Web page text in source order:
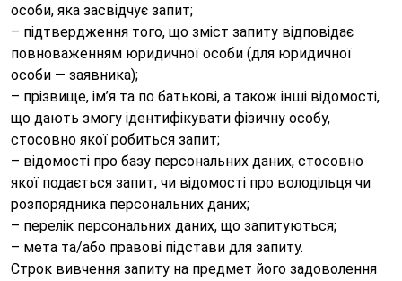
особи, яка засвідчує запит;
– підтвердження того, що зміст запиту відповідає
повноваженням юридичної особи (для юридичної
особи — заявника);
– прізвище, ім’я та по батькові, а також інші відомості,
що дають змогу ідентифікувати фізичну особу,
стосовно якої робиться запит;
– відомості про базу персональних даних, стосовно
якої подається запит, чи відомості про володільця чи
розпорядника персональних даних;
– перелік персональних даних, що запитуються;
– мета та/або правові підстави для запиту.
Строк вивчення запиту на предмет його задоволення